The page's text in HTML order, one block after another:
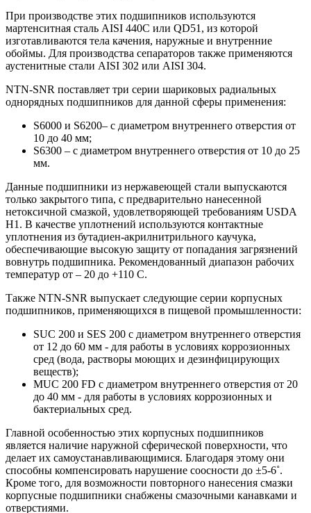
При производстве этих подшипников используются
мартенситная сталь AISI 440C или QD51, из которой
изготавливаются тела качения, наружные и внутренние
обоймы. Для производства сепараторов также применяются
аустенитные стали AISI 302 или AISI 304.
NTN-SNR поставляет три серии шариковых радиальных
однорядных подшипников для данной сферы применения:
S6000 и S6200– с диаметром внутреннего отверстия от
10 до 40 мм;
S6300 – с диаметром внутреннего отверстия от 10 до 25
мм.
Данные подшипники из нержавеющей стали выпускаются
только закрытого типа, с предварительно нанесенной
нетоксичной смазкой, удовлетворяющей требованиям USDA
H1. В качестве уплотнений используются контактные
уплотнения из бутадиен-акрилнитрильного каучука,
обеспечивающие высокую защиту от попадания загрязнений
вовнутрь подшипника. Рекомендованный диапазон рабочих
температур от – 20 до +110 С.
Также NTN-SNR выпускает следующие серии корпусных
подшипников, применяющихся в пищевой промышленности:
SUC 200 и SES 200 с диаметром внутреннего отверстия
от 12 до 60 мм - для работы в условиях коррозионных
сред (вода, растворы моющих и дезинфицирующих
веществ);
MUC 200 FD с диаметром внутреннего отверстия от 20
до 40 мм - для работы в условиях коррозионных и
бактериальных сред.
Главной особенностью этих корпусных подшипников
является наличие наружной сферической поверхности, что
делает их самоустанавливающимися. Благодаря этому они
способны компенсировать нарушение соосности до ±5-6˚.
Кроме того, для возможности повторного нанесения смазки
корпусные подшипники снабжены смазочными канавками и
отверстиями.